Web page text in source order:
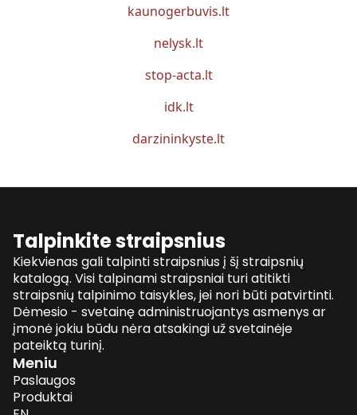
kaunogerbuvis.lt
nelysk.lt
stop-acta.lt
idk.lt
darzininkyste.lt
Talpinkite straipsnius
Kiekvienas gali talpinti straipsnius į šį straipsnių
katalogą. Visi talpinami straipsniai turi atitikti
straipsnių talpinimo taisykles, jei nori būti patvirtinti.
Dėmesio - svetainę administruojantys asmenys ar
įmonė jokiu būdu nėra atsakingi už svetainėje
pateiktą turinį.
Meniu
Paslaugos
Produktai